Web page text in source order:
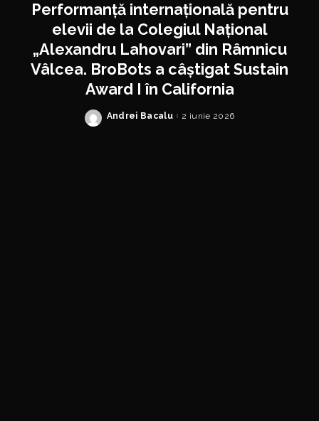
Performanță internațională pentru
elevii de la Colegiul Național
„Alexandru Lahovari” din Râmnicu
Vâlcea. BroBots a câștigat Sustain
Award I în California
Posted
Andrei Bacalu 2 iunie 2026